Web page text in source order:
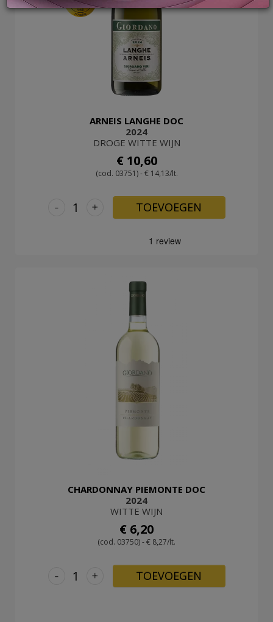
ARNEIS LANGHE DOC
2024
DROGE WITTE WIJN
€ 10,60
(cod. 03751) - € 14,13/lt.
+
- TOEVOEGEN
CHARDONNAY PIEMONTE DOC
2024
WITTE WIJN
€ 6,20
(cod. 03750) - € 8,27/lt.
+
- TOEVOEGEN